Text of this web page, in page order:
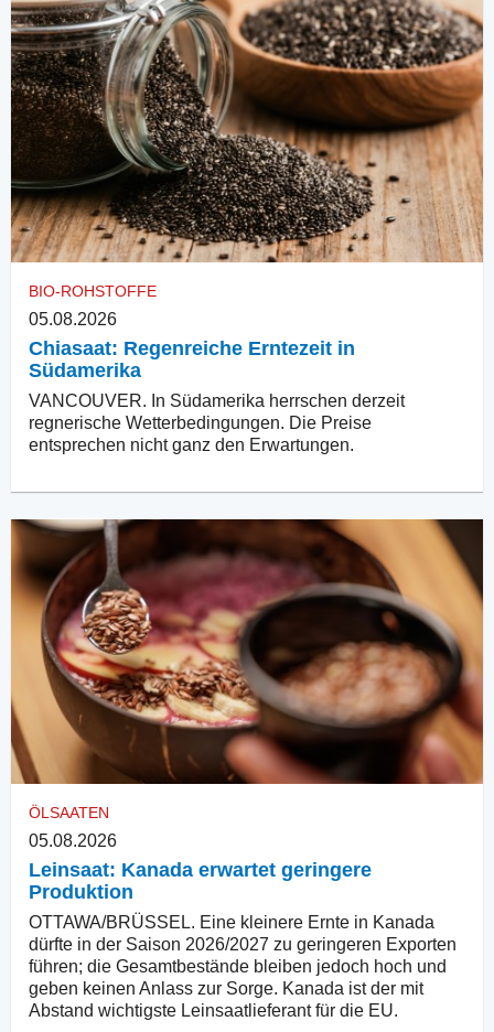
BIO-ROHSTOFFE
05.08.2026
Chiasaat: Regenreiche Erntezeit in
Südamerika
VANCOUVER. In Südamerika herrschen derzeit
regnerische Wetterbedingungen. Die Preise
entsprechen nicht ganz den Erwartungen.
ÖLSAATEN
05.08.2026
Leinsaat: Kanada erwartet geringere
Produktion
OTTAWA/BRÜSSEL. Eine kleinere Ernte in Kanada
dürfte in der Saison 2026/2027 zu geringeren Exporten
führen; die Gesamtbestände bleiben jedoch hoch und
geben keinen Anlass zur Sorge. Kanada ist der mit
Abstand wichtigste Leinsaatlieferant für die EU.